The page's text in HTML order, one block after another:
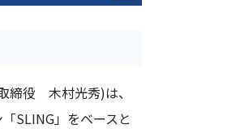
締役 木村光秀)は、
SLING」をベースと